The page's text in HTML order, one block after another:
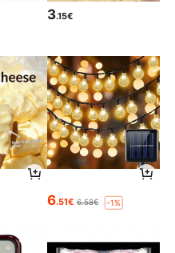
3.15€
6.51€ 6.58€ -1%